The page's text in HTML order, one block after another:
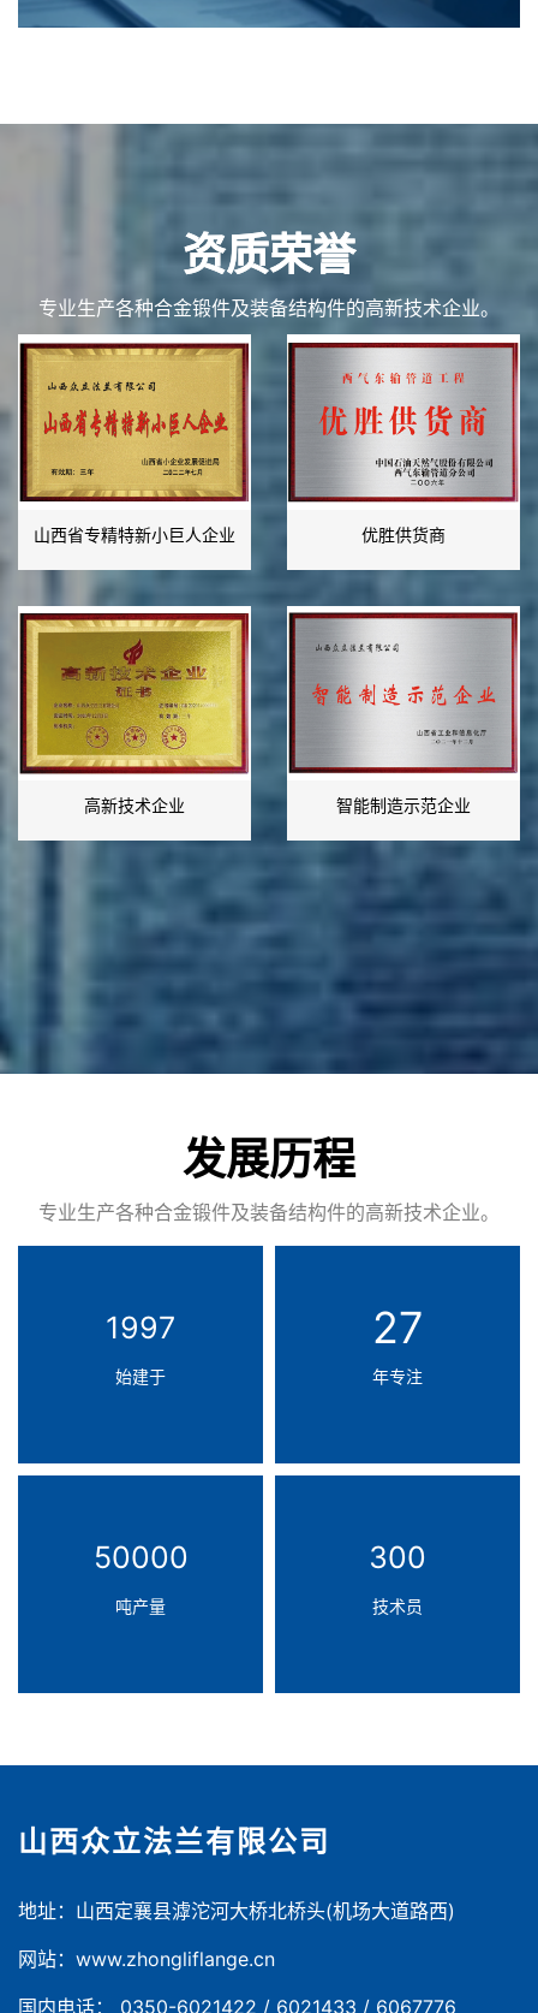
资质荣誉
专业生产各种合金锻件及装备结构件的高新技术企业。
山西省专精特新小巨人企业 优胜供货商
高新技术企业 智能制造示范企业
发展历程
专业生产各种合金锻件及装备结构件的高新技术企业。
1997
始建于
27
年专注
50000
吨产量
300
技术员
山西众立法兰有限公司
地址：山西定襄县滹沱河大桥北桥头(机场大道路西)
网站：www.zhongliflange.cn
国内电话： 0350-6021422 / 6021433 / 6067776